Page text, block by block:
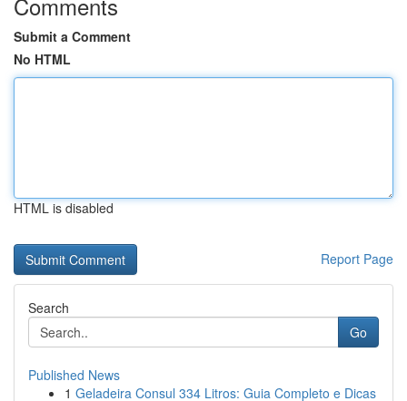
Submit a Comment
No HTML
HTML is disabled
Report Page
Search
Go
Published News
1 Geladeira Consul 334 Litros: Guia Completo e Dicas